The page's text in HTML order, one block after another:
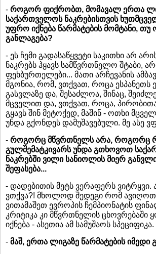
- როგორ ფიქრობთ, მომავალ ერთა
საქართველოს ნაკრებისთვის
უფრო იქნება წარმატების მომტანი, თუ
განლაგება?
- ეს ჩემი გადასაწყვეტი საკითხი არ
ნაკრებს ჰყავს სამწვრთნელო შტაბი,
ფეხბურთელები... მათი არჩევანის
მგონია, რომ, ვთქვათ, როცა ესპანეთს
გასვლაზე და, შესაძლოა, შინაც,
მცველით და, ვთქვათ, როცა,
გყავს შინ მეტოქედ, მაშინ - ოთხი
უნდა გქონდეს დამუშავებული. მე ასე
- როგორც მწვრთნელს არა, როგორც
გულშემატკივარს უნდა გთხოვოთ
ნაკრებში ვილი სანიოლის მიერ
შეფასება...
- დადებითის მეტს ვერაფერს ვიტრყვი.
ვთქვა?! მხოლოდ შედეგი რომ
ვითამაშეთ ევროპის ჩემპიონატის
კრიტიკა კი მწვრთნელის ცხოვრებაში
იქნება - ასეთია ამ სამუშაოს სპეციფიკა.
- მაშ, ერთა ლიგაზე წარმატების იმედი